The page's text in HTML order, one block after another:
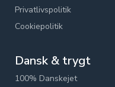
Privatlivspolitik
Cookiepolitik
Dansk & trygt
100% Danskejet